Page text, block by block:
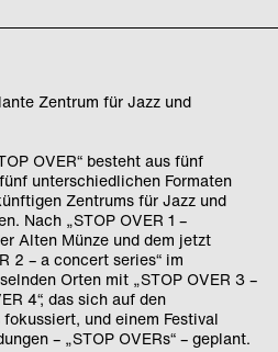
Zentrum für Jazz und
OVER“ besteht aus fünf
unterschiedlichen Formaten
Zentrums für Jazz und
Nach „STOP OVER 1 –
Alten Münze und dem jetzt
2 – a concert series“ im
Orten mit „STOP OVER 3 –
4“, das sich auf den
und einem Festival
– „STOP OVERs“ – geplant.